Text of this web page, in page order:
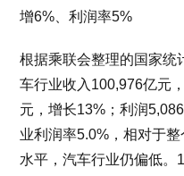
增6%、利润率5%
根据乘联会整理的国家统
车行业收入100,976亿元
元，增长13%；利润
业利润率5.0%，相对于
水平，汽车行业仍偏低。